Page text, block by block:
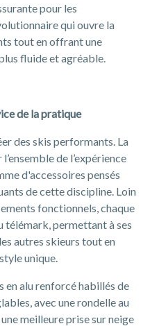
pour les
qui ouvre la
tout en offrant une
fluide et agréable.
de la pratique
des skis performants. La
de l’expérience
d'accessoires pensés
de cette discipline. Loin
fonctionnels, chaque
télémark, permettant à ses
autres skieurs tout en
unique.
en alu renforcé habillés de
avec une rondelle au
meilleure prise sur neige